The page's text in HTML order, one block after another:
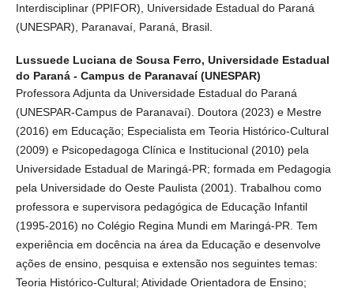
Interdisciplinar (PPIFOR), Universidade Estadual do Paraná
(UNESPAR), Paranavaí, Paraná, Brasil.
Lussuede Luciana de Sousa Ferro, Universidade Estadual
do Paraná - Campus de Paranavaí (UNESPAR)
Professora Adjunta da Universidade Estadual do Paraná
(UNESPAR-Campus de Paranavaí). Doutora (2023) e Mestre
(2016) em Educação; Especialista em Teoria Histórico-Cultural
(2009) e Psicopedagoga Clínica e Institucional (2010) pela
Universidade Estadual de Maringá-PR; formada em Pedagogia
pela Universidade do Oeste Paulista (2001). Trabalhou como
professora e supervisora pedagógica de Educação Infantil
(1995-2016) no Colégio Regina Mundi em Maringá-PR. Tem
experiência em docência na área da Educação e desenvolve
ações de ensino, pesquisa e extensão nos seguintes temas:
Teoria Histórico-Cultural; Atividade Orientadora de Ensino;